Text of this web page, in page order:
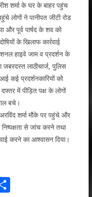
शर्मा के घर के बाहर पहुंच
लोगों ने पानीपत जीटी रोड
और पूर्व पार्षद के शव को
के खिलाफ कार्रवाई
हाइवे जाम व प्रदर्शन के
लाठीचार्ज, पुलिस
कई प्रदर्शनकारियों को
में पीड़ित पक्ष के लोगों
बचे।
शर्मा मौके पर पहुंचे और
से जांच करने तथा
करने का आश्वासन दिया।
S